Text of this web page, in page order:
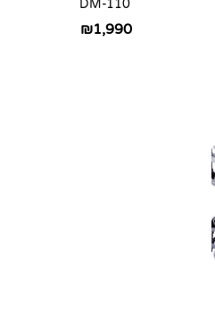
DM-110
₪1,990